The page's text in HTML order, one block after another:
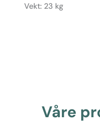
Vekt: 23 kg
Våre